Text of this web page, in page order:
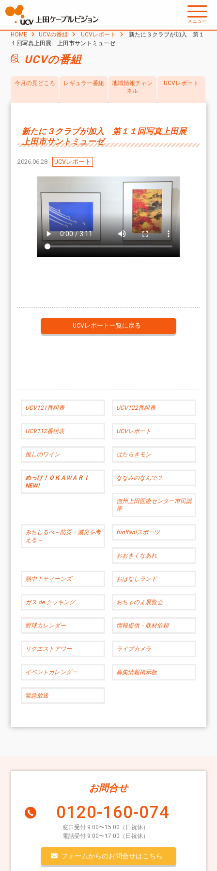
メニュー
HOME UCVの番組 UCVレポート
新たに３クラブが加入 第１
１回写真上田展 上田市サントミューゼ
UCVの番組
今月の見どころ レギュラー番組
地域情報チャン
ネル
UCVレポート
新たに３クラブが加入 第１１回写真上田展
上田市サントミューゼ
2026.06.28 UCVレポート
UCVレポート一覧に戻る
UCV121番組表 UCV122番組表
UCV112番組表 UCVレポート
推しのワイン はたらきモン
めっけ！ＯＫＡＷＡＲＩ
NEW!
ななみのなんで？
信州上田医療センター市民講
座
みちしるべ～防災・減災を考
える～
fun!fan!スポーツ
おおきくなあれ
熱中！ティーンズ おはなしランド
ガス de クッキング おちゃのま展覧会
野球カレンダー 情報提供・取材依頼
リクエストアワー ライブカメラ
イベントカレンダー 募集情報掲示板
緊急放送
お問合せ
0120-160-074
窓口受付 9:00〜15:00（日祝休）
電話受付 9:00〜17:00（日祝休）
フォームからのお問合せはこちら